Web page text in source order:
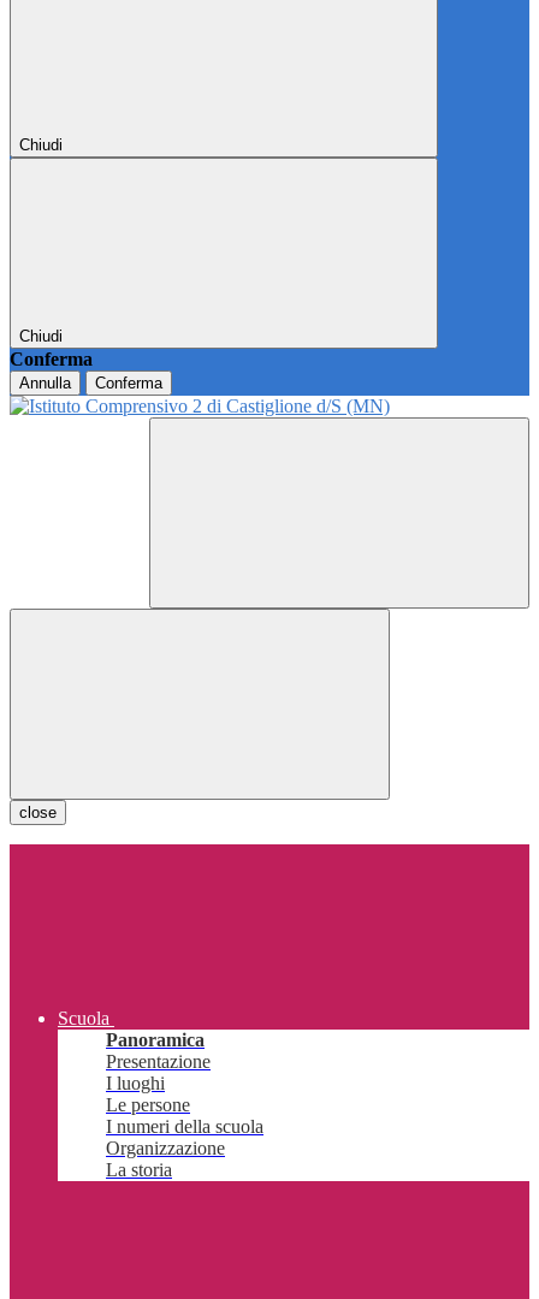
Chiudi
Chiudi
Conferma
Annulla Conferma
close
Scuola
Panoramica
Presentazione
I luoghi
Le persone
I numeri della scuola
Organizzazione
La storia